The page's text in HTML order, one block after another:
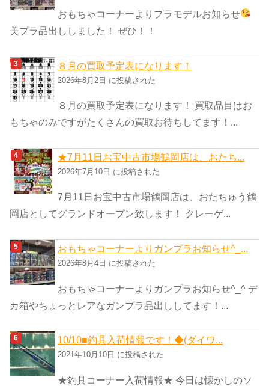
おもちゃコーナーよりプラモデルお知らせ
美プラ品出ししました！ ぜひ！！
８月の買取予定表になります！
2026年8月2日 に投稿された
８月の買取予定表になります！ 買取品目はお
もちゃのみですがたくさんの買取お待ちしてます！...
★7月11日お宝中古市場鶴岡店は、おたち...
2026年7月10日 に投稿された
7月11日お宝中古市場鶴岡店は、おたちゅう鶴
岡店としてグランドオープン致します！ クレーゲ...
おもちゃコーナーよりガンプラお知らせ^_...
2026年8月4日 に投稿された
おもちゃコーナーよりガンプラお知らせ^_^ デ
カ箱やちょっとレアなガンプラ品出ししてます！...
10/10■釣具入荷情報です！◆(ダイワ...
2021年10月10日 に投稿された
★釣具コーナー入荷情報★ 今日は懐かしのソ